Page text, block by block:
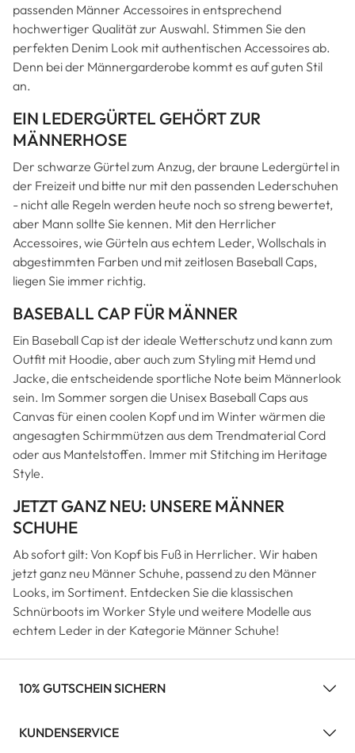
passenden Männer Accessoires in entsprechend
hochwertiger Qualität zur Auswahl. Stimmen Sie den
perfekten Denim Look mit authentischen Accessoires ab.
Denn bei der Männergarderobe kommt es auf guten Stil
an.
EIN LEDERGÜRTEL GEHÖRT ZUR
MÄNNERHOSE
Der schwarze Gürtel zum Anzug, der braune Ledergürtel in
der Freizeit und bitte nur mit den passenden Lederschuhen
- nicht alle Regeln werden heute noch so streng bewertet,
aber Mann sollte Sie kennen. Mit den Herrlicher
Accessoires, wie Gürteln aus echtem Leder, Wollschals in
abgestimmten Farben und mit zeitlosen Baseball Caps,
liegen Sie immer richtig.
BASEBALL CAP FÜR MÄNNER
Ein Baseball Cap ist der ideale Wetterschutz und kann zum
Outfit mit Hoodie, aber auch zum Styling mit Hemd und
Jacke, die entscheidende sportliche Note beim Männerlook
sein. Im Sommer sorgen die Unisex Baseball Caps aus
Canvas für einen coolen Kopf und im Winter wärmen die
angesagten Schirmmützen aus dem Trendmaterial Cord
oder aus Mantelstoffen. Immer mit Stitching im Heritage
Style.
JETZT GANZ NEU: UNSERE MÄNNER
SCHUHE
Ab sofort gilt: Von Kopf bis Fuß in Herrlicher. Wir haben
jetzt ganz neu Männer Schuhe, passend zu den Männer
Looks, im Sortiment. Entdecken Sie die klassischen
Schnürboots im Worker Style und weitere Modelle aus
echtem Leder in der Kategorie Männer Schuhe!
10% GUTSCHEIN SICHERN
KUNDENSERVICE